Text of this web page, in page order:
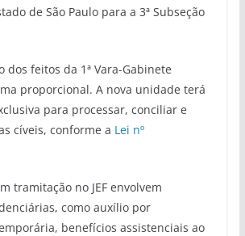
de São Paulo para a 3ª Subseção
dos feitos da 1ª Vara-Gabinete
proporcional. A nova unidade terá
para processar, conciliar e
cíveis, conforme a Lei nº
tramitação no JEF envolvem
como auxílio por
benefícios assistenciais ao